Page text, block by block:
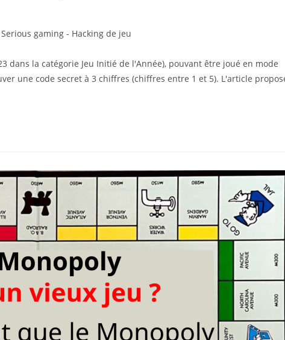
Serious gaming - Hacking de jeu
dans la catégorie Jeu Initié de l'Année), pouvant être joué en mode
une code secret à 3 chiffres (chiffres entre 1 et 5). L'article